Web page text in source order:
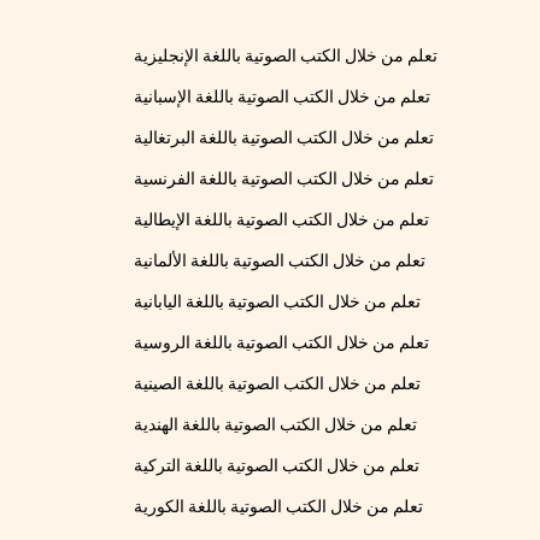
تعلم من خلال الكتب الصوتية باللغة الإنجليزية
تعلم من خلال الكتب الصوتية باللغة الإسبانية
تعلم من خلال الكتب الصوتية باللغة البرتغالية
تعلم من خلال الكتب الصوتية باللغة الفرنسية
تعلم من خلال الكتب الصوتية باللغة الإيطالية
تعلم من خلال الكتب الصوتية باللغة الألمانية
تعلم من خلال الكتب الصوتية باللغة اليابانية
تعلم من خلال الكتب الصوتية باللغة الروسية
تعلم من خلال الكتب الصوتية باللغة الصينية
تعلم من خلال الكتب الصوتية باللغة الهندية
تعلم من خلال الكتب الصوتية باللغة التركية
تعلم من خلال الكتب الصوتية باللغة الكورية